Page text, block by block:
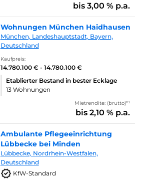
bis 3,00 % p.a.
Wohnungen München Haidhausen
München, Landeshauptstadt, Bayern,
Deutschland
Kaufpreis:
14.780.100 € - 14.780.100 €
Etablierter Bestand in bester Ecklage
13 Wohnungen
Mietrendite: (brutto)*¹
bis 2,10 % p.a.
Ambulante Pflegeeinrichtung
Lübbecke bei Minden
Lübbecke, Nordrhein-Westfalen,
Deutschland
KfW-Standard